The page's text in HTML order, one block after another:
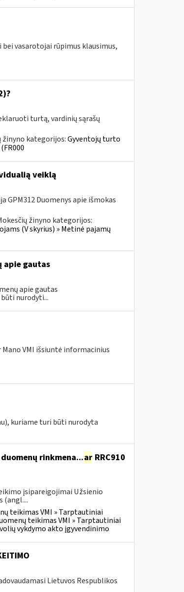
vasarotojai rūpimus klausimus,
turtą, vardinių sąrašų
žinyno kategorijos:Gyventojų turto
veiklą
GPM312 Duomenys apie išmokas
žinyno kategorijos:
(V skyrius) » Metinė pajamų
gautas
apie gautas
nurodyti...
VMI išsiuntė informacinius
kuriame turi būti nurodyta
rinkmena...arRRC910
įsipareigojimai Užsienio
(angl....
teikimas VMI » Tarptautiniai
teikimas VMI » Tarptautiniai
vykdymo akto įgyvendinimo
Lietuvos Respublikos